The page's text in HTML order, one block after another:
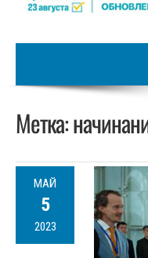
Метка:
МАЙ
5
2023